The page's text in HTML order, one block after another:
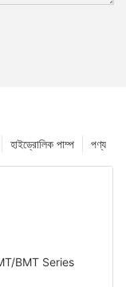
পণ্য
হাইড্রোলিক পাম্প